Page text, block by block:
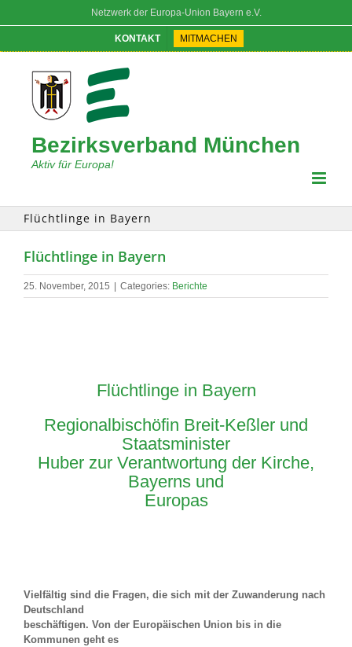
Netzwerk der Europa-Union Bayern e.V.
KONTAKT MITMACHEN
Bezirksverband München
Aktiv für Europa!
Flüchtlinge in Bayern
Flüchtlinge in Bayern
25. November, 2015 Categories: Berichte
Flüchtlinge in Bayern
Regionalbischöfin Breit-Keßler und
Staatsminister
Huber zur Verantwortung der Kirche,
Bayerns und
Europas
Vielfältig sind die Fragen, die sich mit der Zuwanderung nach
Deutschland
beschäftigen. Von der Europäischen Union bis in die
Kommunen geht es